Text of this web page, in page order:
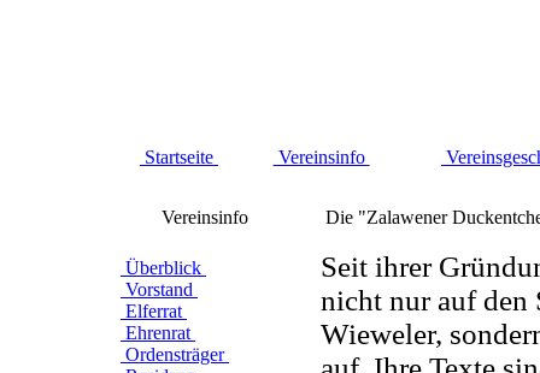
Startseite Vereinsinfo
Vereinsinfo
Überblick
Vorstand
Elferrat
Ehrenrat
Ordensträger
Die "Zalawener
Seit ihrer
nicht nur auf den
Wieweler,